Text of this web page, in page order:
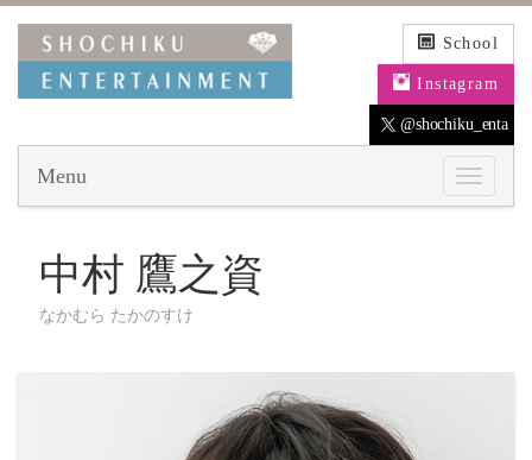
School
Instagram
@shochiku_enta
Menu
中村 鷹之資
なかむら たかのすけ